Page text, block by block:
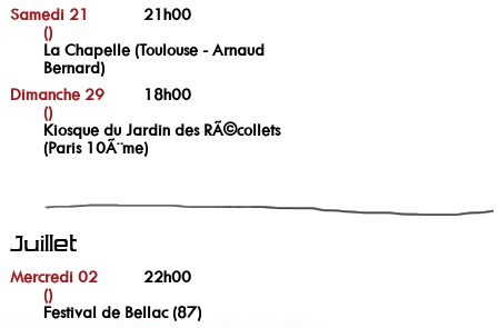
Samedi 21
21h00
()
La Chapelle (Toulouse - Arnaud
Bernard)
Dimanche 29
18h00
()
Kiosque du Jardin des RÃ©collets
(Paris 10Ã¨me)
Juillet
Mercredi 02
22h00
()
Festival de Bellac (87)